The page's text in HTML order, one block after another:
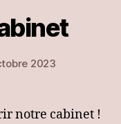
2023
notre cabinet !